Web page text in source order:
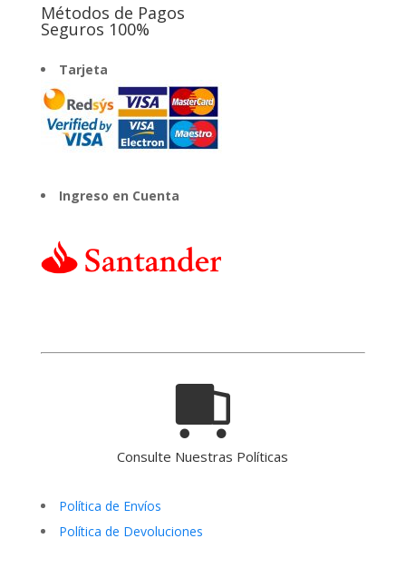
Métodos de Pagos
Seguros 100%
Tarjeta
Ingreso en Cuenta
Consulte Nuestras Políticas
Política de Envíos
Política de Devoluciones